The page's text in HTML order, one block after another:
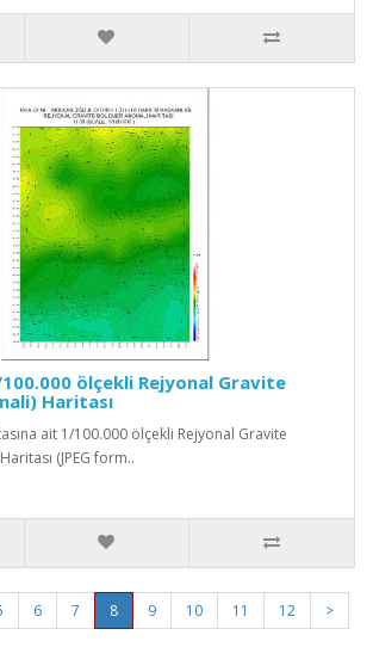
ölçekli Rejyonal Gravite
Haritası
ait 1/100.000 ölçekli Rejyonal Gravite
(JPEG form..
6 7 8 9 10 11 12
>